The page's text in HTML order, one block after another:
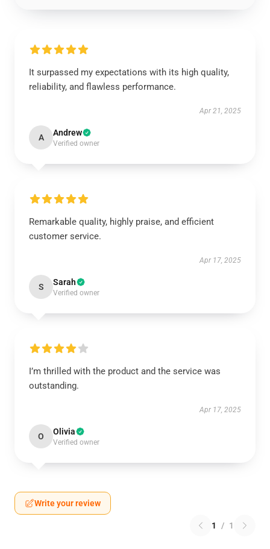
It surpassed my expectations with its high quality,
reliability, and flawless performance.
Apr 21, 2025
A Andrew
Verified owner
Remarkable quality, highly praise, and efficient
customer service.
Apr 17, 2025
S Sarah
Verified owner
I’m thrilled with the product and the service was
outstanding.
Apr 17, 2025
O Olivia
Verified owner
Write your review
1 / 1